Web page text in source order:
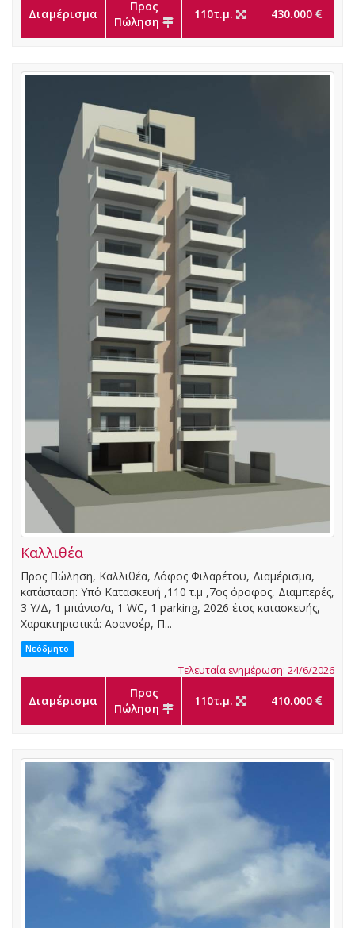
Διαμέρισμα
Προς
Πώληση
110τ.μ. 430.000
Καλλιθέα
Προς Πώληση, Καλλιθέα, Λόφος Φιλαρέτου, Διαμέρισμα,
κατάσταση: Υπό Κατασκευή ,110 τ.μ ,7ος όροφος, Διαμπερές,
3 Υ/Δ, 1 μπάνιο/α, 1 WC, 1 parking, 2026 έτος κατασκευής,
Χαρακτηριστικά: Ασανσέρ, Π...
Νεόδμητο
Τελευταία ενημέρωση: 24/6/2026
Διαμέρισμα
Προς
Πώληση
110τ.μ. 410.000